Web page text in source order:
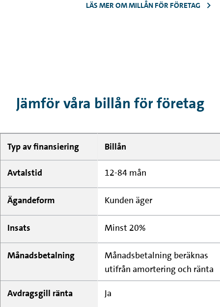
LÄS MER OM MILLÅN FÖR FÖRETAG
Jämför våra billån för företag
Typ av finansiering Billån
Avtalstid 12-84 mån
Ägandeform Kunden äger
Insats Minst 20%
Månadsbetalning
Månadsbetalning beräknas
utifrån amortering och ränta
Avdragsgill ränta Ja